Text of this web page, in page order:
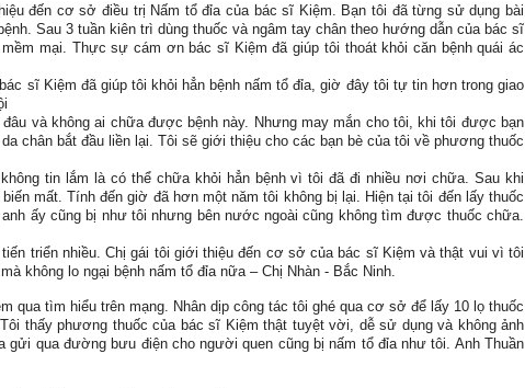
đến cơ sở điều trị Nấm tổ đỉa của bác sĩ Kiệm. Bạn tôi đã từng sử dụng bài
Sau 3 tuần kiên trì dùng thuốc và ngâm tay chân theo hướng dẫn của bác sĩ
mại. Thực sự cám ơn bác sĩ Kiệm đã giúp tôi thoát khỏi căn bệnh quái ác
sĩ Kiệm đã giúp tôi khỏi hẳn bệnh nấm tổ đỉa, giờ đây tôi tự tin hơn trong giao
và không ai chữa được bệnh này. Nhưng may mắn cho tôi, khi tôi được bạn
chân bắt đầu liền lại. Tôi sẽ giới thiệu cho các bạn bè của tôi về phương thuốc
tin lắm là có thể chữa khỏi hẳn bệnh vì tôi đã đi nhiều nơi chữa. Sau khi
mất. Tính đến giờ đã hơn một năm tôi không bị lại. Hiện tại tôi đến lấy thuốc
ấy cũng bị như tôi nhưng bên nước ngoài cũng không tìm được thuốc chữa.
triển nhiều. Chị gái tôi giới thiệu đến cơ sở của bác sĩ Kiệm và thật vui vì tôi
không lo ngại bệnh nấm tổ đỉa nữa – Chị Nhàn - Bắc Ninh.
qua tìm hiểu trên mạng. Nhân dịp công tác tôi ghé qua cơ sở để lấy 10 lọ thuốc
thấy phương thuốc của bác sĩ Kiệm thật tuyệt vời, dễ sử dụng và không ảnh
qua đường bưu điện cho người quen cũng bị nấm tổ đỉa như tôi. Anh Thuần